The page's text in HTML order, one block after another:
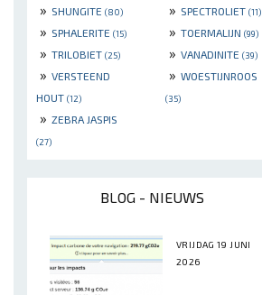
» SHUNGITE (80) » SPECTROLIET (11)
» SPHALERITE (15) » TOERMALIJN (99)
» TRILOBIET (25) » VANADINITE (39)
» VERSTEEND
HOUT (12)
» WOESTIJNROOS
(35)
» ZEBRA JASPIS
(27)
BLOG - NIEUWS
VRIJDAG 19 JUNI
2026